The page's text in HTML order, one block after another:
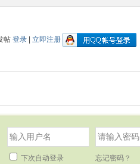
帖登录 |立即注册
下次自动登录 忘记密码？